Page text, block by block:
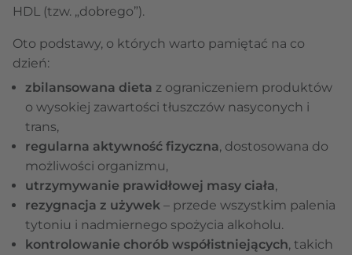
HDL (tzw. „dobrego”).
Oto podstawy, o których warto pamiętać na co
dzień:
zbilansowana dieta z ograniczeniem produktów
o wysokiej zawartości tłuszczów nasyconych i
trans,
regularna aktywność fizyczna, dostosowana do
możliwości organizmu,
utrzymywanie prawidłowej masy ciała,
rezygnacja z używek – przede wszystkim palenia
tytoniu i nadmiernego spożycia alkoholu.
kontrolowanie chorób współistniejących, takich